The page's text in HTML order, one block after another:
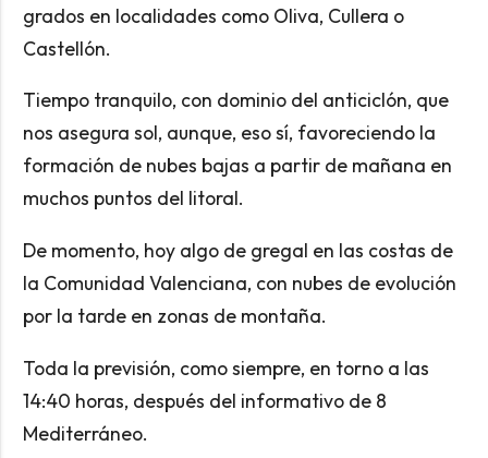
grados en localidades como Oliva, Cullera o
Castellón.
Tiempo tranquilo, con dominio del anticiclón, que
nos asegura sol, aunque, eso sí, favoreciendo la
formación de nubes bajas a partir de mañana en
muchos puntos del litoral.
De momento, hoy algo de gregal en las costas de
la Comunidad Valenciana, con nubes de evolución
por la tarde en zonas de montaña.
Toda la previsión, como siempre, en torno a las
14:40 horas, después del informativo de 8
Mediterráneo.